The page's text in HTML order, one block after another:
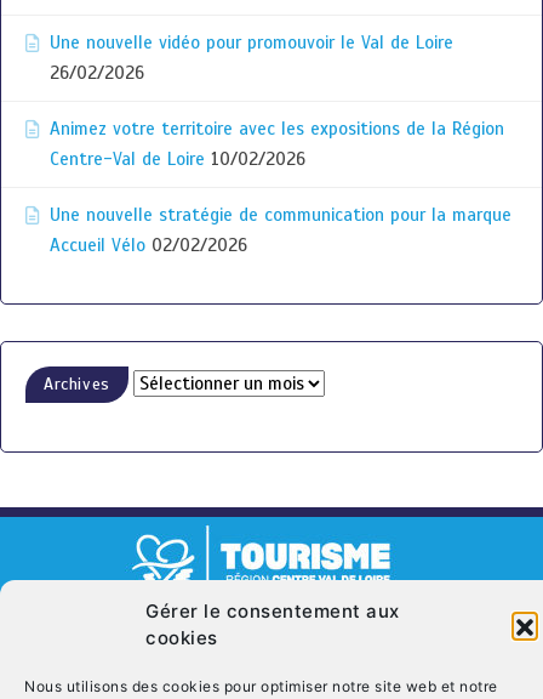
Gérer le consentement aux
cookies
Nous utilisons des cookies pour optimiser notre site web et notre
Une nouvelle vidéo pour promouvoir le Val de Loire
26/02/2026
Animez votre territoire avec les expositions de la Région
Centre-Val de Loire 10/02/2026
Une nouvelle stratégie de communication pour la marque
Accueil Vélo 02/02/2026
Archives
© Copyright 2026. CRT Centre-Val De Loire